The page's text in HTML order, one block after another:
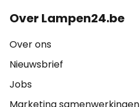
Over Lampen24.be
Over ons
Nieuwsbrief
Jobs